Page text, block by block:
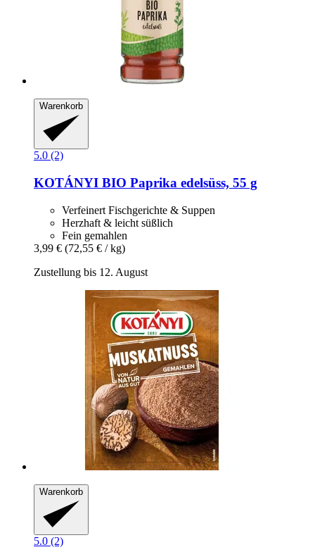
Warenkorb
5.0 (2)
KOTÁNYI BIO Paprika edelsüss, 55 g
Verfeinert Fischgerichte & Suppen
Herzhaft & leicht süßlich
Fein gemahlen
3,99 € (72,55 € / kg)
Zustellung bis 12. August
Warenkorb
5.0 (2)